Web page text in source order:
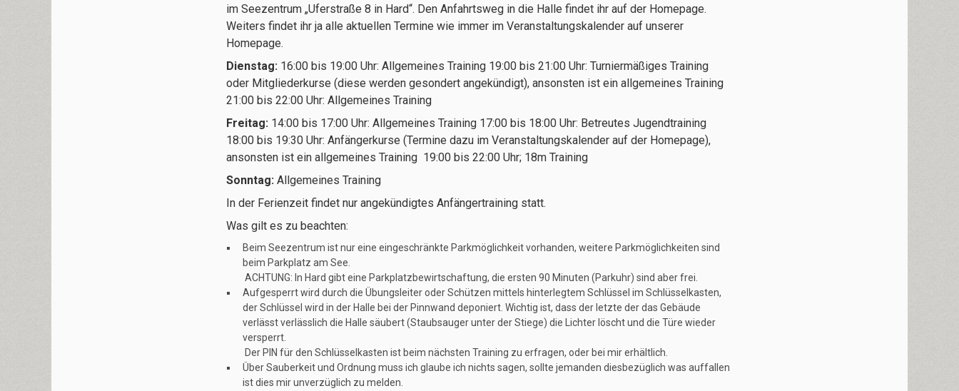
im Seezentrum „Uferstraße 8 in Hard“. Den Anfahrtsweg in die Halle findet ihr auf der Homepage.
Weiters findet ihr ja alle aktuellen Termine wie immer im Veranstaltungskalender auf unserer
Homepage.
Dienstag: 16:00 bis 19:00 Uhr: Allgemeines Training 19:00 bis 21:00 Uhr: Turniermäßiges Training
oder Mitgliederkurse (diese werden gesondert angekündigt), ansonsten ist ein allgemeines Training
21:00 bis 22:00 Uhr: Allgemeines Training
Freitag: 14:00 bis 17:00 Uhr: Allgemeines Training 17:00 bis 18:00 Uhr: Betreutes Jugendtraining
18:00 bis 19:30 Uhr: Anfängerkurse (Termine dazu im Veranstaltungskalender auf der Homepage),
ansonsten ist ein allgemeines Training 19:00 bis 22:00 Uhr; 18m Training
Sonntag: Allgemeines Training
In der Ferienzeit findet nur angekündigtes Anfängertraining statt.
Was gilt es zu beachten:
Beim Seezentrum ist nur eine eingeschränkte Parkmöglichkeit vorhanden, weitere Parkmöglichkeiten sind
beim Parkplatz am See.
ACHTUNG: In Hard gibt eine Parkplatzbewirtschaftung, die ersten 90 Minuten (Parkuhr) sind aber frei.
Aufgesperrt wird durch die Übungsleiter oder Schützen mittels hinterlegtem Schlüssel im Schlüsselkasten,
der Schlüssel wird in der Halle bei der Pinnwand deponiert. Wichtig ist, dass der letzte der das Gebäude
verlässt verlässlich die Halle säubert (Staubsauger unter der Stiege) die Lichter löscht und die Türe wieder
versperrt.
Der PIN für den Schlüsselkasten ist beim nächsten Training zu erfragen, oder bei mir erhältlich.
Über Sauberkeit und Ordnung muss ich glaube ich nichts sagen, sollte jemanden diesbezüglich was auffallen
ist dies mir unverzüglich zu melden.